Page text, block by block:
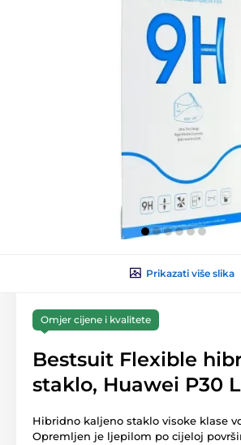
Prikazati više slika
Omjer cijene i kvalitete
Bestsuit Flexible
staklo, Huawei P30
Hibridno kaljeno staklo visoke klase
Opremljen je ljepilom po cijeloj